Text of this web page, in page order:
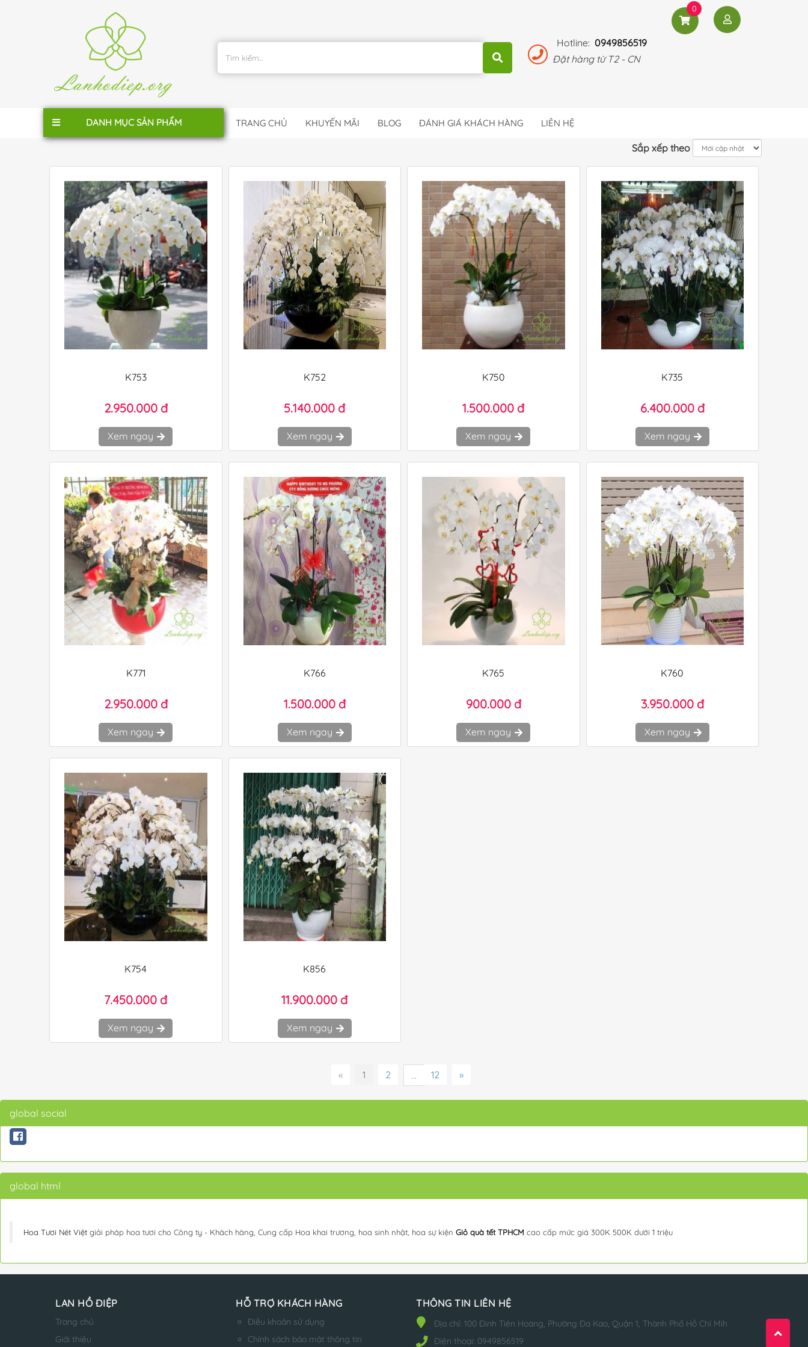
Hotline: 0949856519
Đặt hàng từ T2 - CN
0
TRANG CHỦ KHUYẾN MÃI BLOG ĐÁNH GIÁ KHÁCH HÀNG LIÊN HỆ
DANH MỤC SẢN PHẨM
Sắp xếp theo
K753
2.950.000 đ
Xem ngay
K752
5.140.000 đ
Xem ngay
K750
1.500.000 đ
Xem ngay
K735
6.400.000 đ
Xem ngay
K771
2.950.000 đ
Xem ngay
K766
1.500.000 đ
Xem ngay
K765
900.000 đ
Xem ngay
K760
3.950.000 đ
Xem ngay
K754
7.450.000 đ
Xem ngay
K856
11.900.000 đ
Xem ngay
« 1 2 ... 12 »
global social
global html
Hoa Tươi Nét Việt giải pháp hoa tươi cho Công ty - Khách hàng, Cung cấp Hoa khai trương, hoa sinh nhật, hoa sự kiện Giỏ quà tết TPHCM cao cấp mức giá 300K 500K dưới 1 triệu
LAN HỒ ĐIỆP
Trang chủ
Giới thiệu
HỖ TRỢ KHÁCH HÀNG
Điều khoản sử dụng
Chính sách bảo mật thông tin
THÔNG TIN LIÊN HỆ
Địa chỉ: 100 Đinh Tiên Hoàng, Phường Đa Kao, Quận 1, Thành Phố Hồ Chí Mih
Điện thoại: 0949856519